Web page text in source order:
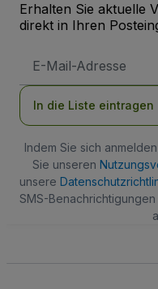
Erhalten Sie aktuelle
direkt in Ihren
Mail-
In die Liste eintragen
Indem Sie sich
Sie unseren
unsere
SMS-